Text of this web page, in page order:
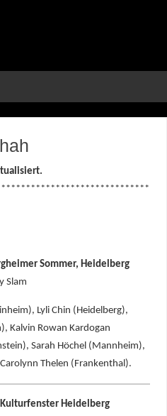
Sommer, Heidelberg
Slam
Lyli Chin (Heidelberg),
Kalvin Rowan Kardogan
Sarah Höchel (Mannheim),
Thelen (Frankenthal).
Heidelberg